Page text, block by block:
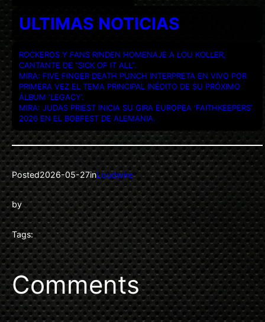
ULTIMAS NOTICIAS
ROCKEROS Y FANS RINDEN HOMENAJE A LOU KOLLER,
CANTANTE DE “SICK OF IT ALL”.
MIRA: FIVE FINGER DEATH PUNCH INTERPRETA EN VIVO POR
PRIMERA VEZ EL TEMA PRINCIPAL INÉDITO DE SU PRÓXIMO
ÁLBUM ‘LEGACY’.
MIRA: JUDAS PRIEST INICIA SU GIRA EUROPEA ‘FAITHKEEPERS’
2026 EN EL BOBFEST DE ALEMANIA.
Posted2026-05-27inLoudwire
by
Tags:
Comments